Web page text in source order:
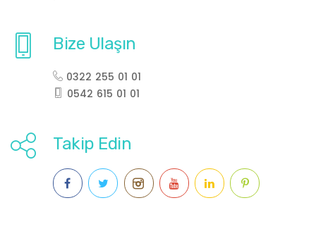
Bize Ulaşın
0322 255 01 01
0542 615 01 01
Takip Edin